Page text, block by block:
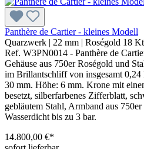
Panthère de Cartier - kleines Modell
Quarzwerk | 22 mm | Roségold 18
Ref. W3PN0014 - Panthère de
Gehäuse aus 750er Roségold und
im Brillantschliff von insgesamt 0,24
30 mm. Höhe: 6 mm. Krone mit
besetzt, silberfarbenes Zifferblatt,
gebläutem Stahl, Armband aus
Wasserdicht bis zu 3 bar.
14.800,00 €*